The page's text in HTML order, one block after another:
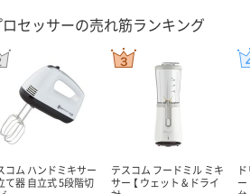
セッサーの売れ筋ランキング
コム ハンドミキサー
て器 自立式 5段階切
テスコム フードミル ミキ
サー 【 ウェット & ドライ